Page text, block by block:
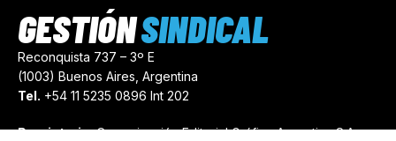
Reconquista 737 – 3º E
(1003) Buenos Aires, Argentina
Tel. +54 11 5235 0896 Int 202
Propietario:Comunicación Editorial Gráfica Argentina S.A.
GESTIÓNSINDICAL